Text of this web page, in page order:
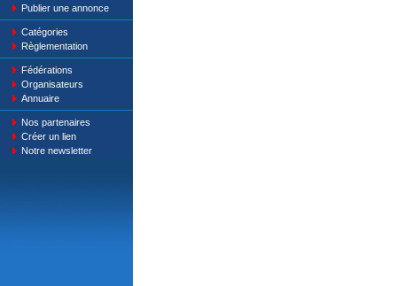
Publier une annonce
Catégories
Règlementation
Fédérations
Organisateurs
Annuaire
Nos partenaires
Créer un lien
Notre newsletter